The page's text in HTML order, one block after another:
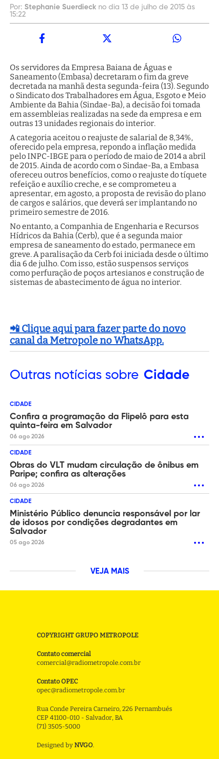
Por: Stephanie Suerdieck no dia 13 de julho de 2015 às
15:22
Os servidores da Empresa Baiana de Águas e
Saneamento (Embasa) decretaram o fim da greve
decretada na manhã desta segunda-feira (13). Segundo
o Sindicato dos Trabalhadores em Água, Esgoto e Meio
Ambiente da Bahia (Sindae-Ba), a decisão foi tomada
em assembleias realizadas na sede da empresa e em
outras 13 unidades regionais do interior.
A categoria aceitou o reajuste de salarial de 8,34%,
oferecido pela empresa, repondo a inflação medida
pelo INPC-IBGE para o período de maio de 2014 a abril
de 2015. Ainda de acordo com o Sindae-Ba, a Embasa
ofereceu outros benefícios, como o reajuste do tíquete
refeição e auxílio creche, e se comprometeu a
apresentar, em agosto, a proposta de revisão do plano
de cargos e salários, que deverá ser implantando no
primeiro semestre de 2016.
No entanto, a Companhia de Engenharia e Recursos
Hídricos da Bahia (Cerb), que é a segunda maior
empresa de saneamento do estado, permanece em
greve. A paralisação da Cerb foi iniciada desde o último
dia 6 de julho. Com isso, estão suspensos serviços
como perfuração de poços artesianos e construção de
sistemas de abastecimento de água no interior.
📲 Clique aqui para fazer parte do novo
canal da Metropole no WhatsApp.
Outras notícias sobre Cidade
CIDADE
Confira a programação da Flipelô para esta
quinta-feira em Salvador
06 ago 2026
CIDADE
Obras do VLT mudam circulação de ônibus em
Paripe; confira as alterações
06 ago 2026
CIDADE
Ministério Público denuncia responsável por lar
de idosos por condições degradantes em
Salvador
05 ago 2026
VEJA MAIS
COPYRIGHT GRUPO METROPOLE
Contato comercial
comercial@radiometropole.com.br
Contato OPEC
opec@radiometropole.com.br
Rua Conde Pereira Carneiro, 226 Pernambués
CEP 41100-010 - Salvador, BA
(71) 3505-5000
Designed by NVGO.